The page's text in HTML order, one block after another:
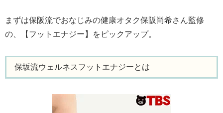
まずは保阪流でおなじみの健康オタク保阪尚希さん監修
の、【フットエナジー】をピックアップ。
保坂流ウェルネスフットエナジーとは